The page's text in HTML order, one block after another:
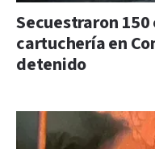
Secuestraron
cartuchería en
detenido